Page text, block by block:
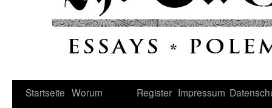
Startseite Worum
Register Impressum